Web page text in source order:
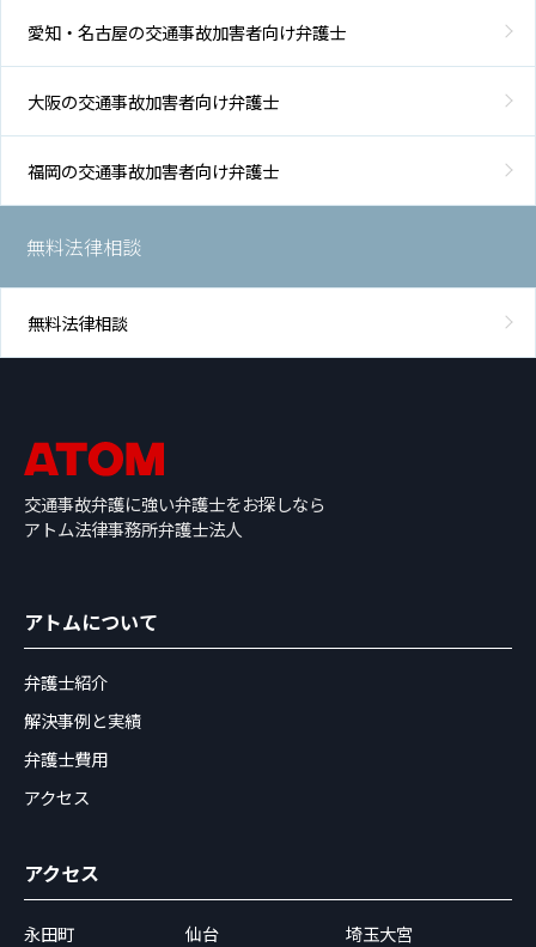
愛知・名古屋の交通事故加害者向け弁護士
大阪の交通事故加害者向け弁護士
福岡の交通事故加害者向け弁護士
無料法律相談
無料法律相談
交通事故弁護に強い弁護士をお探しなら
アトム法律事務所弁護士法人
アトムについて
弁護士紹介
解決事例と実績
弁護士費用
アクセス
アクセス
永田町 仙台
埼玉大宮